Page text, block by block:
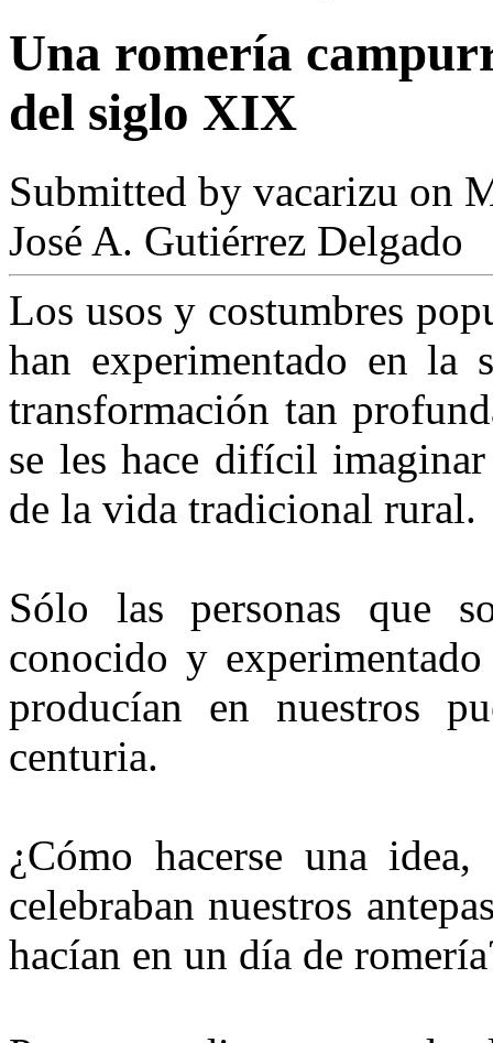
Una romería
del siglo XIX
Submitted by vacarizu on
José A. Gutiérrez Delgado
Los usos y costumbres
han experimentado en la
transformación tan
se les hace difícil imaginar
de la vida tradicional rural.
Sólo las personas que
conocido y
producían en nuestros
centuria.
¿Cómo hacerse una
celebraban nuestros
hacían en un día de